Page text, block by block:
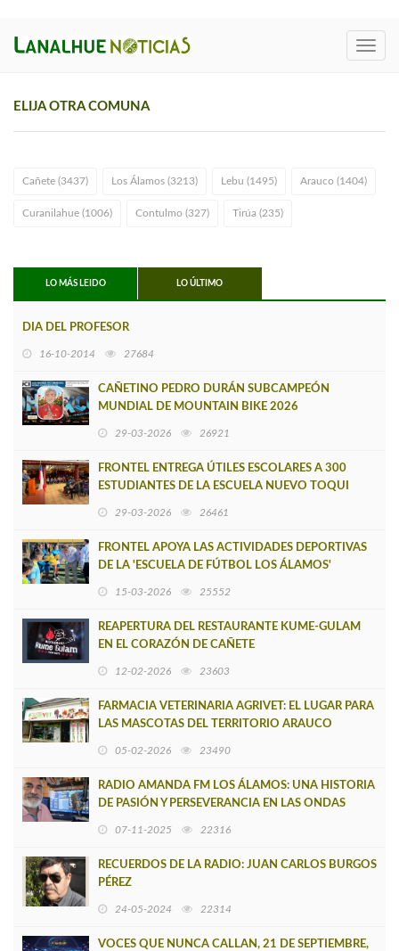
ELIJA OTRA COMUNA
Cañete (3437) Los Álamos (3213) Lebu (1495) Arauco (1404)
Curanilahue (1006) Contulmo (327) Tirúa (235)
LO MÁS LEIDO LO ÚLTIMO
DIA DEL PROFESOR
16-10-2014 27684
CAÑETINO PEDRO DURÁN SUBCAMPEÓN
MUNDIAL DE MOUNTAIN BIKE 2026
29-03-2026 26921
FRONTEL ENTREGA ÚTILES ESCOLARES A 300
ESTUDIANTES DE LA ESCUELA NUEVO TOQUI
29-03-2026 26461
FRONTEL APOYA LAS ACTIVIDADES DEPORTIVAS
DE LA 'ESCUELA DE FÚTBOL LOS ÁLAMOS'
15-03-2026 25552
REAPERTURA DEL RESTAURANTE KUME-GULAM
EN EL CORAZÓN DE CAÑETE
12-02-2026 23603
FARMACIA VETERINARIA AGRIVET: EL LUGAR PARA
LAS MASCOTAS DEL TERRITORIO ARAUCO
05-02-2026 23490
RADIO AMANDA FM LOS ÁLAMOS: UNA HISTORIA
DE PASIÓN Y PERSEVERANCIA EN LAS ONDAS
07-11-2025 22316
RECUERDOS DE LA RADIO: JUAN CARLOS BURGOS
PÉREZ
24-05-2024 22314
VOCES QUE NUNCA CALLAN, 21 DE SEPTIEMBRE,